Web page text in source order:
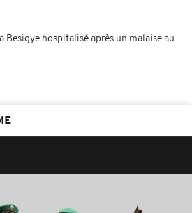
Besigye hospitalisé après un malaise au